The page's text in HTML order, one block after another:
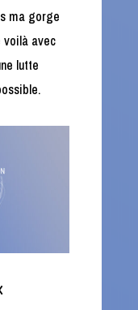
ma gorge
voilà avec
lutte